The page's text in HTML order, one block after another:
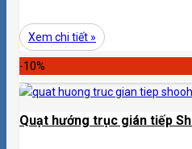
Xem chi tiết »
-10%
Quạt hướng trục gián tiếp